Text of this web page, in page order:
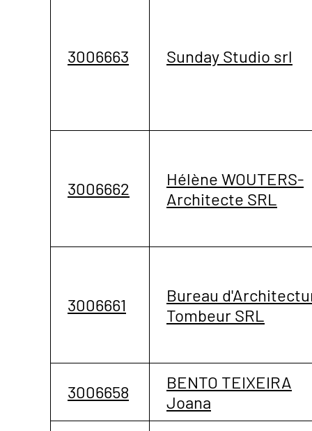
3006663 Sunday Studio srl
3006662
Hélène WOUTERS-
Architecte SRL
3006661
Bureau
Tombeur SRL
3006658
BENTO TEIXEIRA
Joana